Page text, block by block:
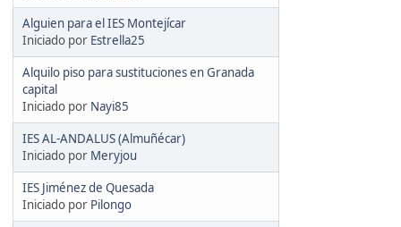
Alguien para el IES Montejícar
Iniciado por Estrella25
Alquilo piso para sustituciones en Granada
capital
Iniciado por Nayi85
IES AL-ANDALUS (Almuñécar)
Iniciado por Meryjou
IES Jiménez de Quesada
Iniciado por Pilongo